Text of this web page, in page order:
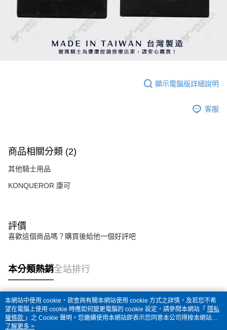
顯示電腦版詳細說明
客服
商品相關分類 (2)
其他騎士用品
KONQUEROR 康可
評價
喜歡這個商品嗎？購買後給他一個好評吧
本分類熱銷全站排行
熱門標籤
本網站中使用 cookie，欲查詢有關本網站使用 cookie 方式之詳情，及若您不希
望在電腦上使用 cookie 時應如何變更電腦的 cookie 設定，請參閱本網站「 隱私
權條款 」之 Cookie 聲明。您繼續使用本網站即表示您同意本公司得按本網站使
用條款之 Cookie 聲明使用 cookie。
了解更多 >